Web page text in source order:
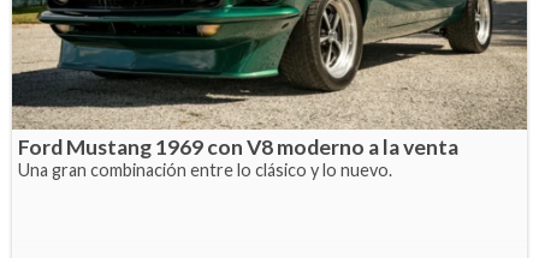
Ford Mustang 1969 con V8 moderno a la venta
Una gran combinación entre lo clásico y lo nuevo.